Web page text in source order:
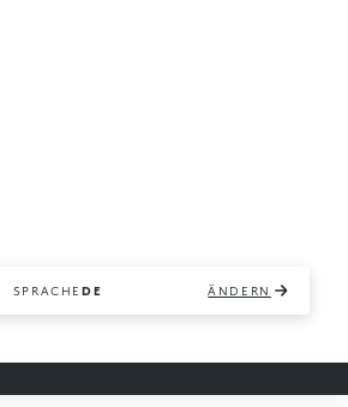
SPRACHEDE ÄNDERN